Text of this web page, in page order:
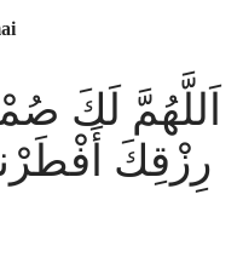
اَللَّهُمَّ لَكَ
رِزْقِكَ